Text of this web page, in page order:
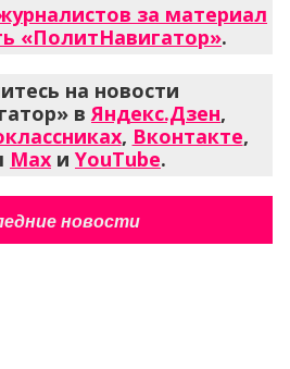
за материал
«ПолитНавигатор».
на новости
вЯндекс.Дзен,
, Вконтакте,
Max и YouTube.
новости